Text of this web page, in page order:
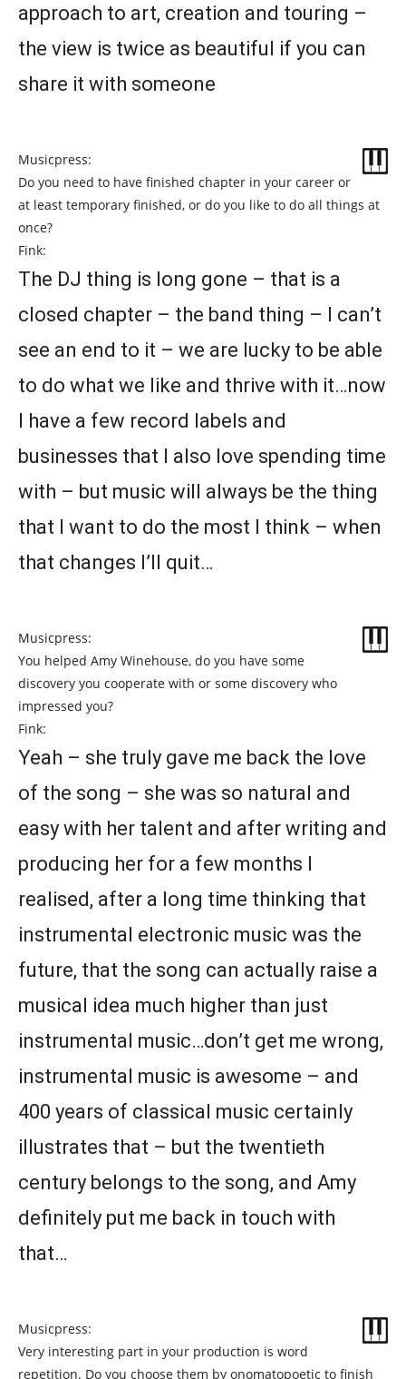
approach to art, creation and touring –
the view is twice as beautiful if you can
share it with someone
Musicpress:
Do you need to have finished chapter in your career or
at least temporary finished, or do you like to do all things at
once?
Fink:
The DJ thing is long gone – that is a
closed chapter – the band thing – I can’t
see an end to it – we are lucky to be able
to do what we like and thrive with it…now
I have a few record labels and
businesses that I also love spending time
with – but music will always be the thing
that I want to do the most I think – when
that changes I’ll quit…
Musicpress:
You helped Amy Winehouse, do you have some
discovery you cooperate with or some discovery who
impressed you?
Fink:
Yeah – she truly gave me back the love
of the song – she was so natural and
easy with her talent and after writing and
producing her for a few months I
realised, after a long time thinking that
instrumental electronic music was the
future, that the song can actually raise a
musical idea much higher than just
instrumental music…don’t get me wrong,
instrumental music is awesome – and
400 years of classical music certainly
illustrates that – but the twentieth
century belongs to the song, and Amy
definitely put me back in touch with
that…
Musicpress:
Very interesting part in your production is word
repetition. Do you choose them by onomatopoetic to finish